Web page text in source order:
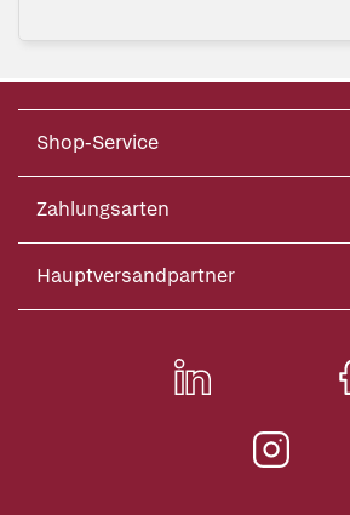
Shop-Service
Zahlungsarten
Hauptversandpartner